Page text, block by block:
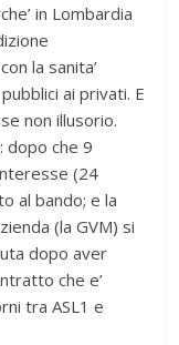
in Lombardia
la sanita’
ai privati. E
non illusorio.
dopo che 9
(24
al bando; e la
(la GVM) si
dopo aver
che e’
tra ASL1 e